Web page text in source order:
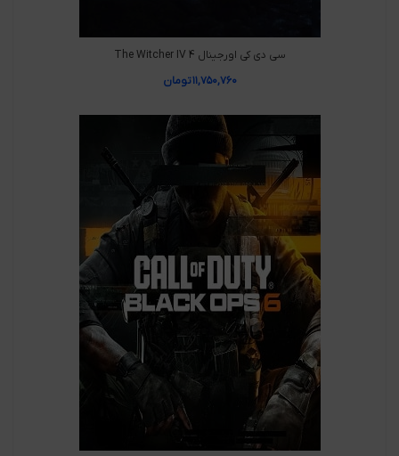
سی دی کی اورجینال The Witcher IV 4
۱۱,۷۵۰,۷۶۰تومان